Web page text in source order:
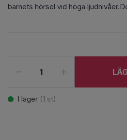
barnets hörsel vid höga
I lager (1 st)